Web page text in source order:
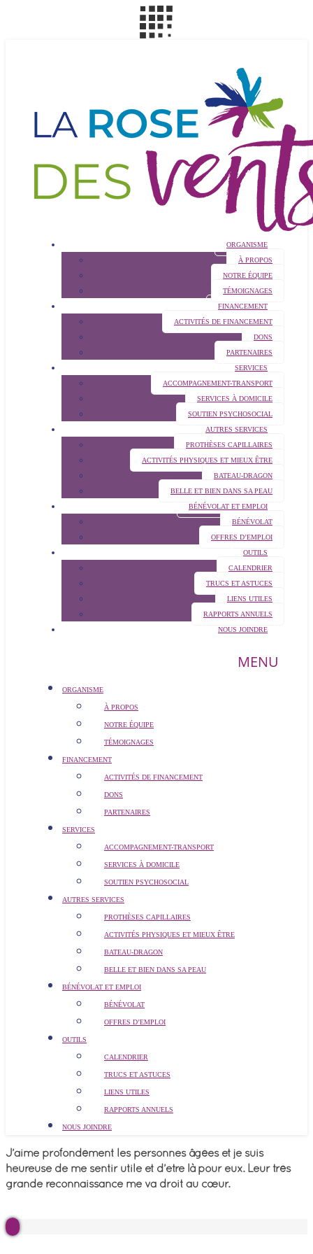
ORGANISME
À PROPOS
NOTRE ÉQUIPE
TÉMOIGNAGES
FINANCEMENT
ACTIVITÉS DE FINANCEMENT
DONS
PARTENAIRES
SERVICES
ACCOMPAGNEMENT-TRANSPORT
SERVICES À DOMICILE
SOUTIEN PSYCHOSOCIAL
AUTRES SERVICES
PROTHÈSES CAPILLAIRES
ACTIVITÉS PHYSIQUES ET MIEUX ÊTRE
BATEAU-DRAGON
BELLE ET BIEN DANS SA PEAU
BÉNÉVOLAT ET EMPLOI
BÉNÉVOLAT
OFFRES D’EMPLOI
OUTILS
CALENDRIER
TRUCS ET ASTUCES
LIENS UTILES
RAPPORTS ANNUELS
NOUS JOINDRE
MENU
ORGANISME
À PROPOS
NOTRE ÉQUIPE
TÉMOIGNAGES
FINANCEMENT
ACTIVITÉS DE FINANCEMENT
DONS
PARTENAIRES
SERVICES
ACCOMPAGNEMENT-TRANSPORT
SERVICES À DOMICILE
SOUTIEN PSYCHOSOCIAL
AUTRES SERVICES
PROTHÈSES CAPILLAIRES
ACTIVITÉS PHYSIQUES ET MIEUX ÊTRE
BATEAU-DRAGON
BELLE ET BIEN DANS SA PEAU
BÉNÉVOLAT ET EMPLOI
BÉNÉVOLAT
OFFRES D’EMPLOI
OUTILS
CALENDRIER
TRUCS ET ASTUCES
LIENS UTILES
RAPPORTS ANNUELS
NOUS JOINDRE
J’aime profondément les personnes âgées et je suis
heureuse de me sentir utile et d’être là pour eux. Leur très
grande reconnaissance me va droit au cœur.